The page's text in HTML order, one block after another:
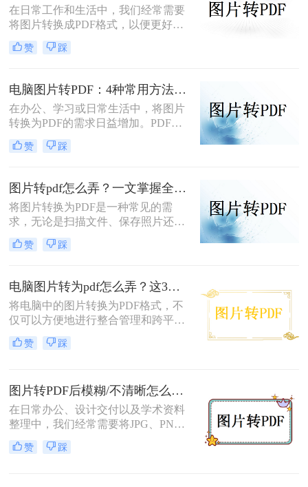
在日常工作和生活中，我们经常需要
将图片转换成PDF格式，以便更好地
分享、保存或打印。那么图片怎么转
换成pdf格式呢？本文将介绍四种将图
赞 踩
电脑图片转PDF：4种常用方法按Windows和Mac系统分别推荐！
在办公、学习或日常生活中，将图片
转换为PDF的需求日益增加。PDF格
式因其跨平台兼容性、可编辑性和安
全性，成为文档分享和存储的首选。
作系统自带工具、专业软件及在线服
务，帮助您高效完成图片到PDF的转
换。
赞 踩
图片转pdf怎么弄？一文掌握全平台方法！
将图片转换为PDF是一种常见的需
求，无论是扫描文件、保存照片还是
整理资料，PDF格式都能更好地保证
内容的完整性和兼容性。那么图片转
机、在线工具等多种转换方法，总有
一种适合你！
赞 踩
电脑图片转为pdf怎么弄？这3种方法值得尝试！
将电脑中的图片转换为PDF格式，不
仅可以方便地进行整合管理和跨平台
查看，还能有效保护图片的原始质量
和隐私信息。那么电脑图片转为pdf怎
片到PDF的转换。
赞 踩
图片转PDF后模糊/不清晰怎么办？三种有效方法帮你解决！
在日常办公、设计交付以及学术资料
整理中，我们经常需要将JPG、PNG
等格式的图片合并转换为PDF文档。
然而，许多用户都遇到过这样一个令
赞 踩